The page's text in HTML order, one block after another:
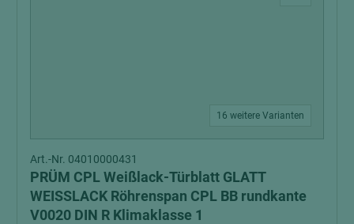
16 weitere Varianten
Art.-Nr. 04010000431
PRÜM CPL Weißlack-Türblatt GLATT
WEISSLACK Röhrenspan CPL BB rundkante
V0020 DIN R Klimaklasse 1